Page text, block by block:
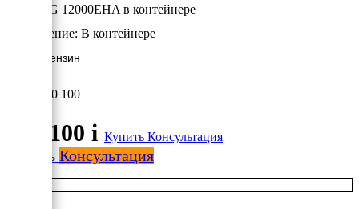
TSS SGG 12000EHA в контейнере
Исполнение: В контейнере
12 кВт/Бензин
410 100
410 100 i Купить Консультация
Купить Консультация